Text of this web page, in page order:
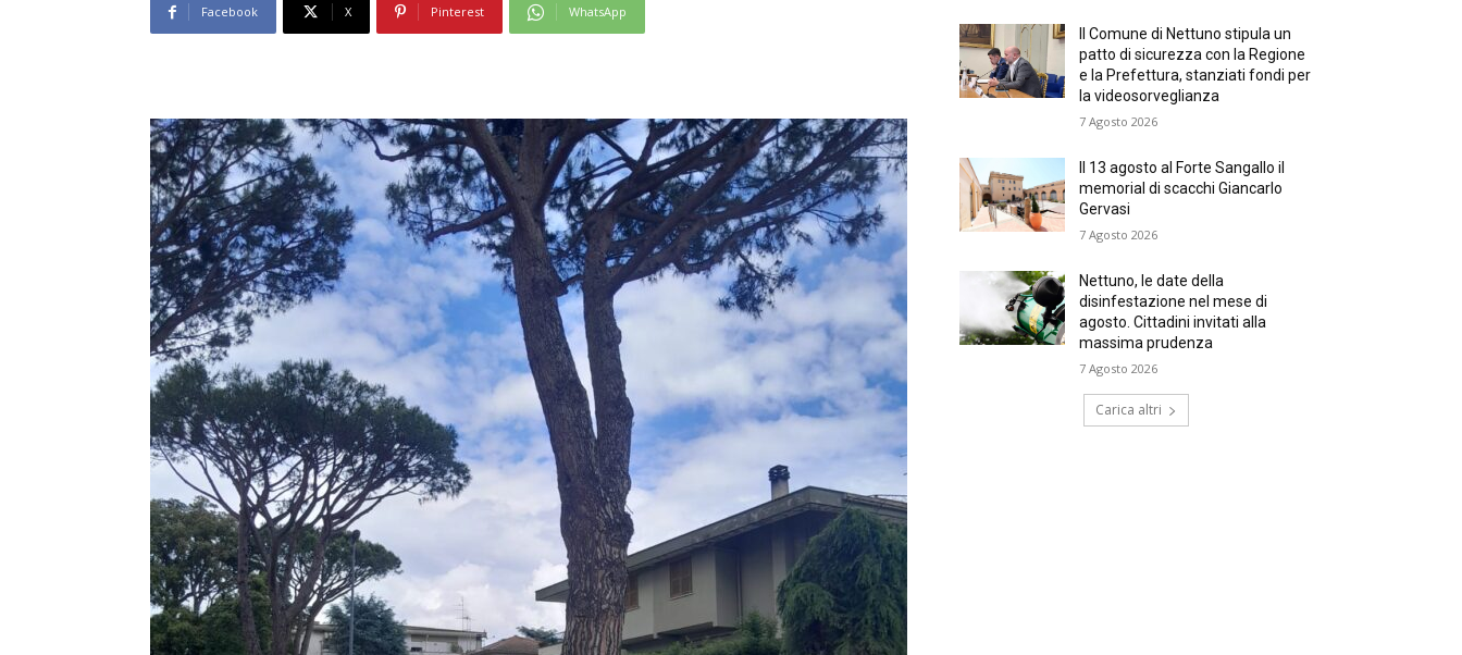
Facebook X Pinterest WhatsApp
Il Comune di Nettuno stipula un
patto di sicurezza con la Regione
e la Prefettura, stanziati fondi per
la videosorveglianza
7 Agosto 2026
Il 13 agosto al Forte Sangallo il
memorial di scacchi Giancarlo
Gervasi
7 Agosto 2026
Nettuno, le date della
disinfestazione nel mese di
agosto. Cittadini invitati alla
massima prudenza
7 Agosto 2026
Carica altri